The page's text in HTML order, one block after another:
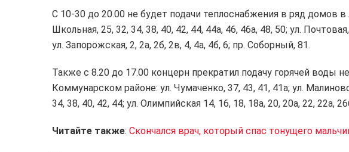
С 10-30 до 20.00 не будет подачи теплоснабжения в ряд домов
Школьная, 25, 32, 34, 38, 40, 42, 44, 44а, 46, 46а, 48, 50; ул.
ул. Запорожская, 2, 2а, 2б, 2в, 4, 4а, 4б, 6; пр. Соборный, 81.
Также с 8.20 до 17.00 концерн прекратил подачу горячей воды
Коммунарском районе: ул. Чумаченко, 37, 43, 41, 41а; ул.
34, 38, 40, 42, 44; ул. Олимпийская 14, 16, 18, 18а, 20, 20а, 22, 22а,
Читайте также: Скончался врач, который спас тонущего